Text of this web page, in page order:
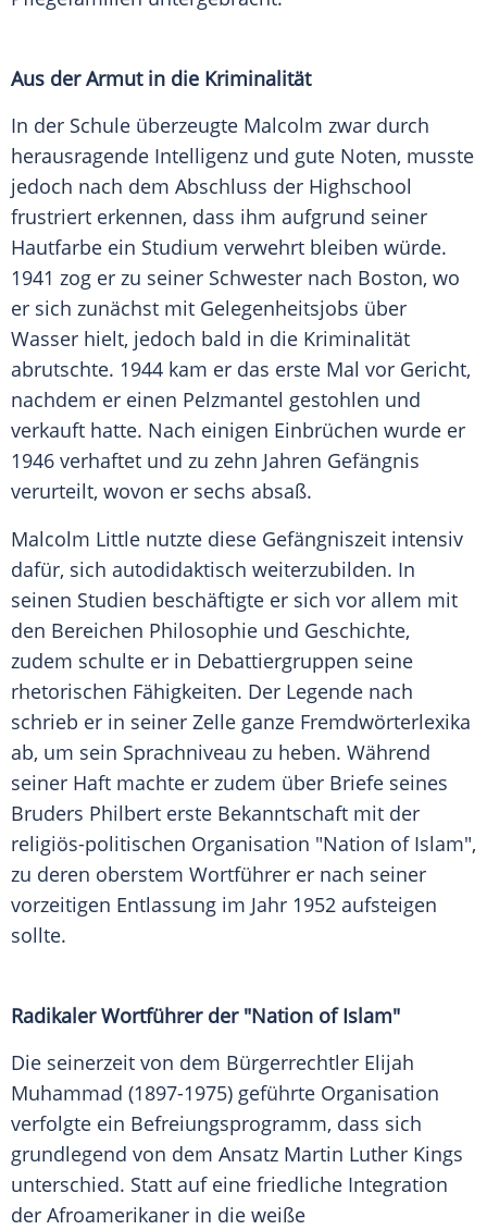
Aus der Armut in die Kriminalität
In der Schule überzeugte Malcolm zwar durch
herausragende Intelligenz und gute Noten, musste
jedoch nach dem Abschluss der Highschool
frustriert erkennen, dass ihm aufgrund seiner
Hautfarbe ein Studium verwehrt bleiben würde.
1941 zog er zu seiner Schwester nach Boston, wo
er sich zunächst mit Gelegenheitsjobs über
Wasser hielt, jedoch bald in die Kriminalität
abrutschte. 1944 kam er das erste Mal vor Gericht,
nachdem er einen Pelzmantel gestohlen und
verkauft hatte. Nach einigen Einbrüchen wurde er
1946 verhaftet und zu zehn Jahren Gefängnis
verurteilt, wovon er sechs absaß.
Malcolm Little nutzte diese Gefängniszeit intensiv
dafür, sich autodidaktisch weiterzubilden. In
seinen Studien beschäftigte er sich vor allem mit
den Bereichen Philosophie und Geschichte,
zudem schulte er in Debattiergruppen seine
rhetorischen Fähigkeiten. Der Legende nach
schrieb er in seiner Zelle ganze Fremdwörterlexika
ab, um sein Sprachniveau zu heben. Während
seiner Haft machte er zudem über Briefe seines
Bruders Philbert erste Bekanntschaft mit der
religiös-politischen Organisation "Nation of Islam",
zu deren oberstem Wortführer er nach seiner
vorzeitigen Entlassung im Jahr 1952 aufsteigen
sollte.
RadikalerWortführerder "Nation of Islam"
Die seinerzeit von dem Bürgerrechtler Elijah
Muhammad (1897-1975) geführte Organisation
verfolgte ein Befreiungsprogramm, dass sich
grundlegend von dem Ansatz Martin Luther Kings
unterschied. Statt auf eine friedliche Integration
der Afroamerikaner in die weiße